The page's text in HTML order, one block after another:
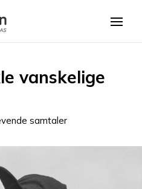
vanskelige
samtaler